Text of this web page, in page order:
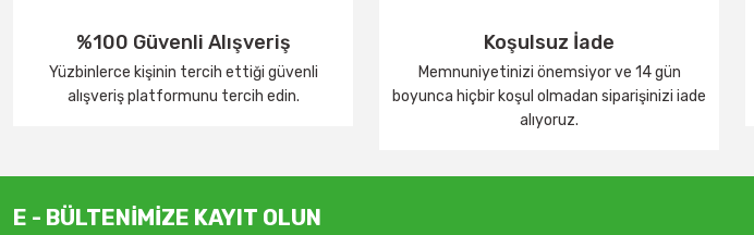
%100 Güvenli Alışveriş
Yüzbinlerce kişinin tercih ettiği güvenli
alışveriş platformunu tercih edin.
Koşulsuz İade
Memnuniyetinizi önemsiyor ve 14 gün
boyunca hiçbir koşul olmadan siparişinizi iade
alıyoruz.
E - BÜLTENİMİZE KAYIT OLUN